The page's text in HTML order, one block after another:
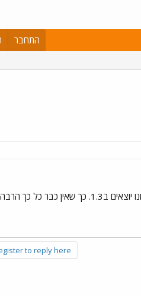
התחבר
בטיול משפחתי בהונגריה, מסלולים עם ילדים בני 10-19 על השכרת רכב ל10 איש, ועל כרטיסים
to reply here.